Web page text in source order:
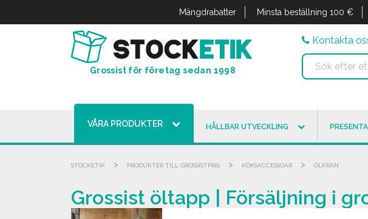
Mängdrabatter Minsta beställning 100 €
Grossist för företag sedan 1998
Kontakta
VÅRA PRODUKTER HÅLLBAR UTVECKLING
STOCKETIK > PRODUKTER TILL GROSSISTPRIS > KÖKSACCESSOAR > ÖLKRAN
Grossist öltapp | Försäljning i